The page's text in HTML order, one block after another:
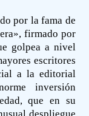
por la fama de
firmado por
golpea a nivel
escritores
a la editorial
inversión
que en su